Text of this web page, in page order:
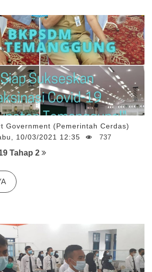
Government (Pemerintah Cerdas)
10/03/2021 12:35 737
Tahap 2